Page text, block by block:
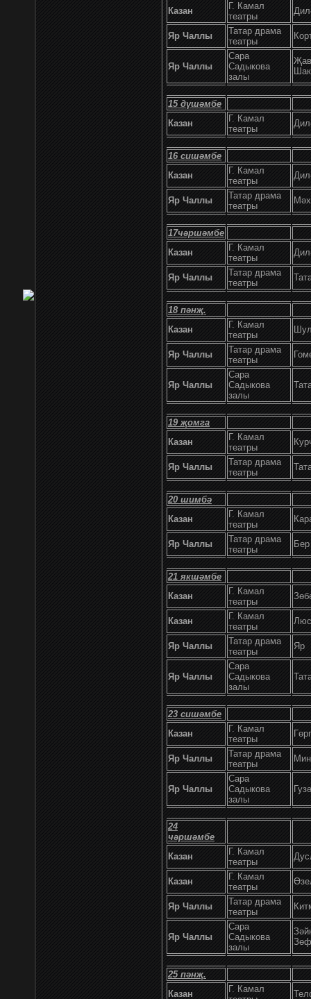
Казан
Г. Камал
театры
Яр Чаллы
Татар драма
театры
Яр Чаллы
Сара
Садыкова
залы
15 дүшәмбе
Казан
Г. Камал
театры
16сишәмбе
Казан
Г. Камал
театры
Яр Чаллы
Татар драма
театры
17чәршәмбе
Казан
Г. Камал
театры
Яр Чаллы
Татар драма
театры
18 пәнҗ.
Казан
Г. Камал
театры
Яр Чаллы
Татар драма
театры
Яр Чаллы
Сара
Садыкова
залы
19 җомга
Казан
Г. Камал
театры
Яр Чаллы
Татар драма
театры
20 шимбә
Казан
Г. Камал
театры
Яр Чаллы
Татар драма
театры
21 якшәмбе
Казан
Г. Камал
театры
Казан
Г. Камал
театры
Яр Чаллы
Татар драма
театры
Яр
Яр Чаллы
Сара
Садыкова
залы
23 сишәмбе
Казан
Г. Камал
театры
Яр Чаллы
Татар драма
театры
Яр Чаллы
Сара
Садыкова
залы
24
чәршәмбе
Казан
Г. Камал
театры
Казан
Г. Камал
театры
Яр Чаллы
Татар драма
театры
Яр Чаллы
Сара
Садыкова
залы
25пәнҗ.
Казан
Г. Камал